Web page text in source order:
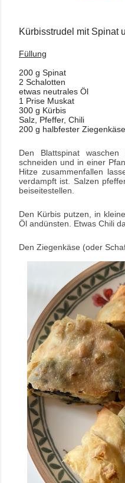
Kürbisstrudel mit Spinat
Füllung
200 g Spinat
2 Schalotten
etwas neutrales Öl
1 Prise Muskat
300 g Kürbis
Salz, Pfeffer, Chili
200 g halbfester
Den Blattspinat
schneiden und in einer
Hitze zusammenfallen
verdampft ist. Salzen
beiseitestellen.
Den Kürbis putzen, in
Öl andünsten. Etwas Chili
Den Ziegenkäse (oder